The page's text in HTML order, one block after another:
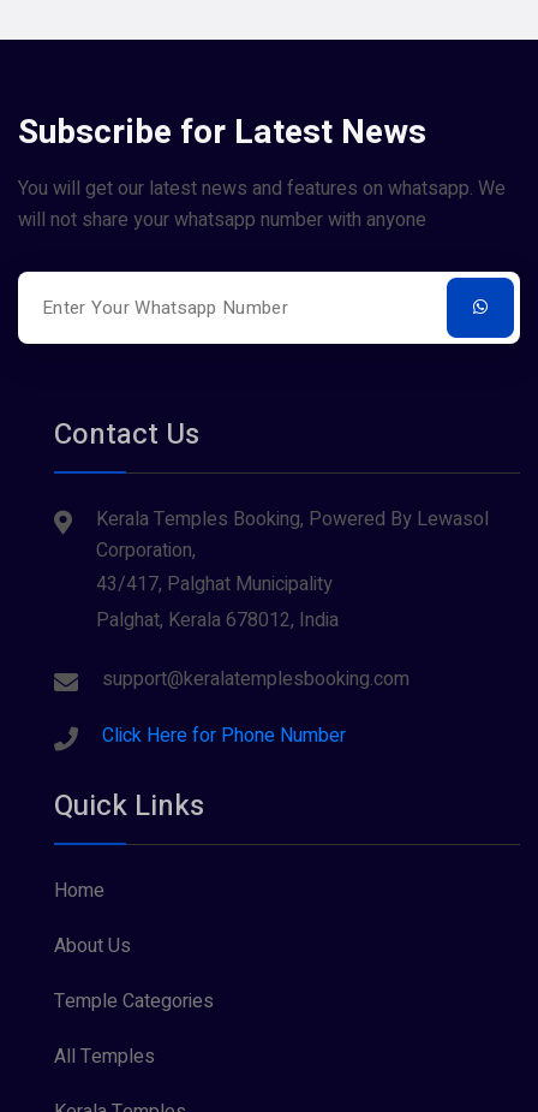
Subscribe for Latest News
You will get our latest news and features on whatsapp. We
will not share your whatsapp number with anyone
Contact Us
Kerala Temples Booking, Powered By Lewasol
Corporation,
43/417, Palghat Municipality
Palghat, Kerala 678012, India
support@keralatemplesbooking.com
Click Here for Phone Number
Quick Links
Home
About Us
Temple Categories
All Temples